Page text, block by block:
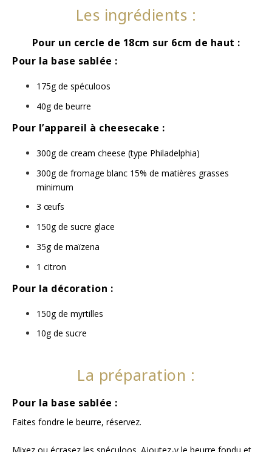
Les ingrédients :
Pour un cercle de 18cm sur 6cm de haut :
Pour la base sablée :
175g de spéculoos
40g de beurre
Pour l’appareil à cheesecake :
300g de cream cheese (type Philadelphia)
300g de fromage blanc 15% de matières grasses
minimum
3 œufs
150g de sucre glace
35g de maïzena
1 citron
Pour la décoration :
150g de myrtilles
10g de sucre
La préparation :
Pour la base sablée :
Faites fondre le beurre, réservez.